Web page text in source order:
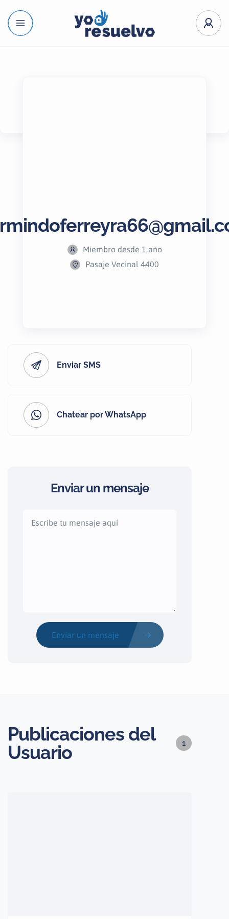
Miembro desde 1 año
Pasaje Vecinal 4400
Enviar SMS
Chatear por WhatsApp
Enviar un mensaje
Enviar un mensaje
Publicaciones del
Usuario
1